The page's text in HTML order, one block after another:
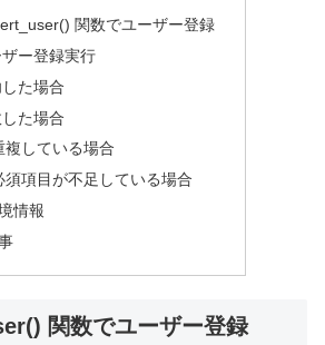
関数でユーザー登録
ー登録実行
た場合
た場合
複している場合
須項目が不足している場合
情報
関数でユーザー登録